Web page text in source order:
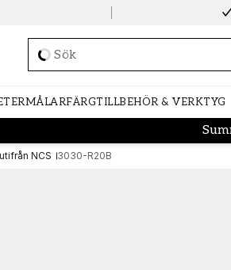
Loading…
MÅLARFÄRGTILLBEHÖR & VERKTYG
NCS 3030-R20B